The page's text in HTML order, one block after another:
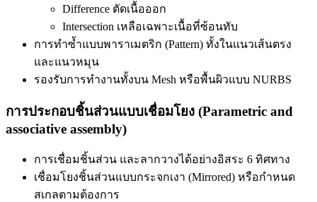
Difference ตัดเนื้อออก
Intersection เหลือเฉพาะเนื้อที่ซ้อนทับ
การทำซ้ำแบบพาราเมตริก (Pattern) ทั้งในแนวเส้นตรง
และแนวหมุน
รองรับการทำงานทั้งบน Mesh หรือพื้นผิวแบบ NURBS
การประกอบชิ้นส่วนแบบเชื่อมโยง (Parametric and
associative assembly)
การเชื่อมชิ้นส่วน และลากวางได้อย่างอิสระ 6 ทิศทาง
เชื่อมโยงชิ้นส่วนแบบกระจกเงา (Mirrored) หรือกำหนด
สเกลตามต้องการ